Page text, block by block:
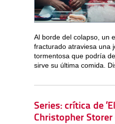
Al borde del colapso, un
fracturado atraviesa una
tormentosa que podría
sirve su última comida.
Series: crítica de
Christopher Storer